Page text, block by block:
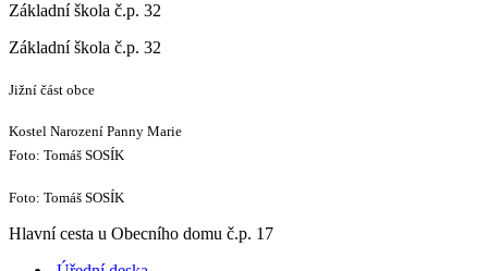
Základní škola č.p. 32
Základní škola č.p. 32
Jižní část obce
Kostel Narození Panny Marie
Foto: Tomáš SOSÍK
Foto: Tomáš SOSÍK
Hlavní cesta u Obecního domu č.p. 17